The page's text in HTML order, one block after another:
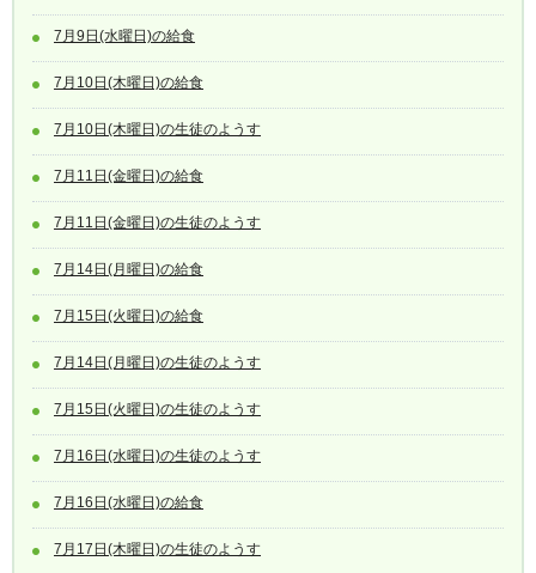
7月9日(水曜日)の給食
7月10日(木曜日)の給食
7月10日(木曜日)の生徒のようす
7月11日(金曜日)の給食
7月11日(金曜日)の生徒のようす
7月14日(月曜日)の給食
7月15日(火曜日)の給食
7月14日(月曜日)の生徒のようす
7月15日(火曜日)の生徒のようす
7月16日(水曜日)の生徒のようす
7月16日(水曜日)の給食
7月17日(木曜日)の生徒のようす